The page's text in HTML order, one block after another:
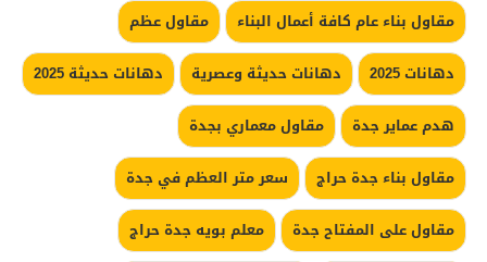
مقاول بناء عام كافة أعمال البناء
مقاول عظم
دهانات 2025
دهانات حديثة وعصرية
دهانات حديثة 2025
هدم عماير جدة
مقاول معماري بجدة
مقاول بناء جدة حراج
سعر متر العظم في جدة
مقاول على المفتاح جدة
معلم بويه جدة حراج